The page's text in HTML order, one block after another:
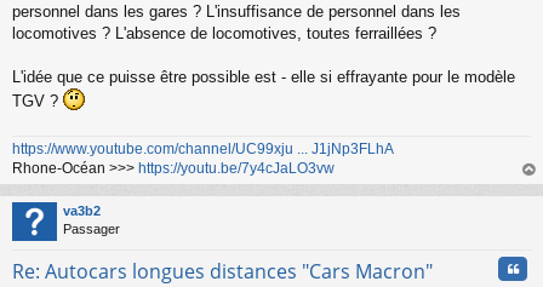
personnel dans les gares ? L'insuffisance de personnel dans les
locomotives ? L'absence de locomotives, toutes ferraillées ?
L'idée que ce puisse être possible est - elle si effrayante pour le modèle
TGV ?
https://www.youtube.com/channel/UC99xju ... J1jNp3FLhA
Rhone-Océan >>> https://youtu.be/7y4cJaLO3vw
au
va3b2
Passager
Re: Autocars longues distances "Cars Macron"